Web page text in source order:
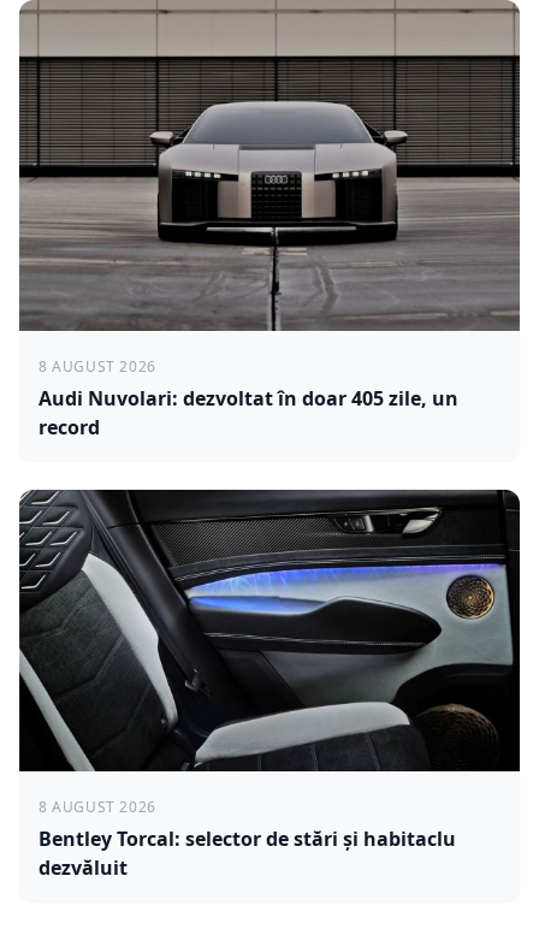
8 AUGUST 2026
Audi Nuvolari: dezvoltat în doar 405 zile, un
record
8 AUGUST 2026
Bentley Torcal: selector de stări și habitaclu
dezvăluit